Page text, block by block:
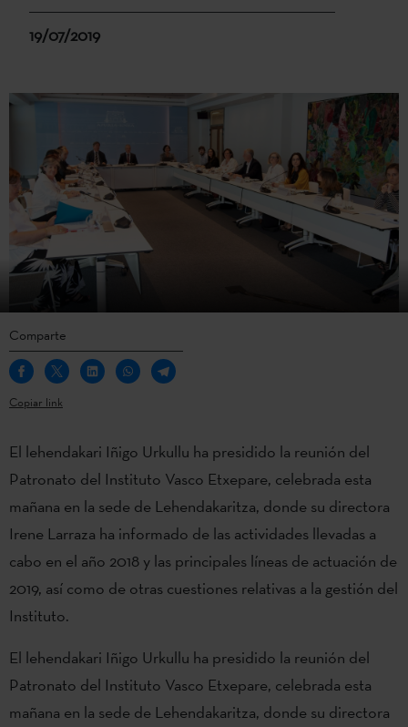
19/07/2019
Comparte
Copiar link
El lehendakari Iñigo Urkullu ha presidido la reunión del
Patronato del Instituto Vasco Etxepare, celebrada esta
mañana en la sede de Lehendakaritza, donde su directora
Irene Larraza ha informado de las actividades llevadas a
cabo en el año 2018 y las principales líneas de actuación de
2019, así como de otras cuestiones relativas a la gestión del
Instituto.
El lehendakari Iñigo Urkullu ha presidido la reunión del
Patronato del Instituto Vasco Etxepare, celebrada esta
mañana en la sede de Lehendakaritza, donde su directora